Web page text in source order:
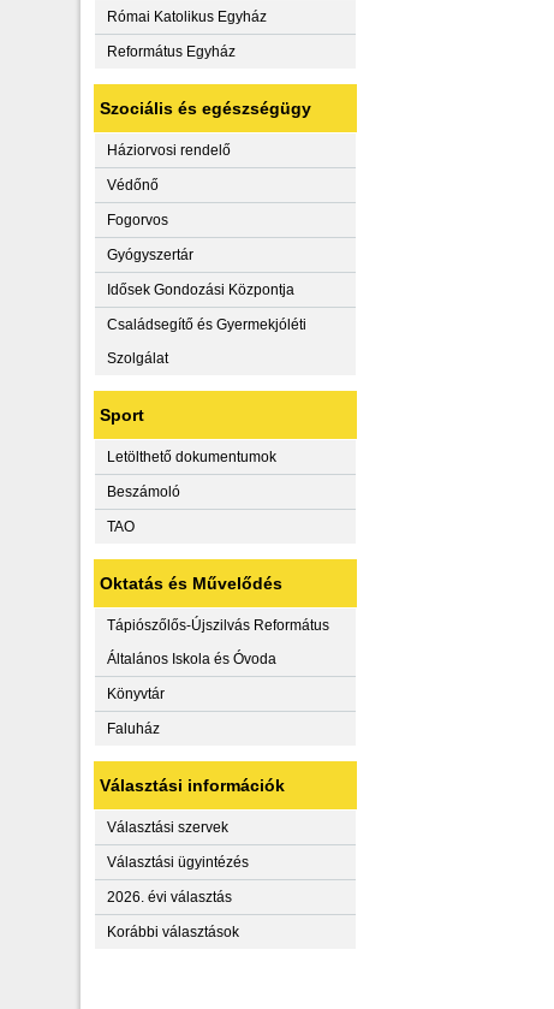
Római Katolikus Egyház
Református Egyház
Szociális és egészségügy
Háziorvosi rendelő
Védőnő
Fogorvos
Gyógyszertár
Idősek Gondozási Központja
Családsegítő és Gyermekjóléti
Szolgálat
Sport
Letölthető dokumentumok
Beszámoló
TAO
Oktatás és Művelődés
Tápiószőlős-Újszilvás Református
Általános Iskola és Óvoda
Könyvtár
Faluház
Választási információk
Választási szervek
Választási ügyintézés
2026. évi választás
Korábbi választások